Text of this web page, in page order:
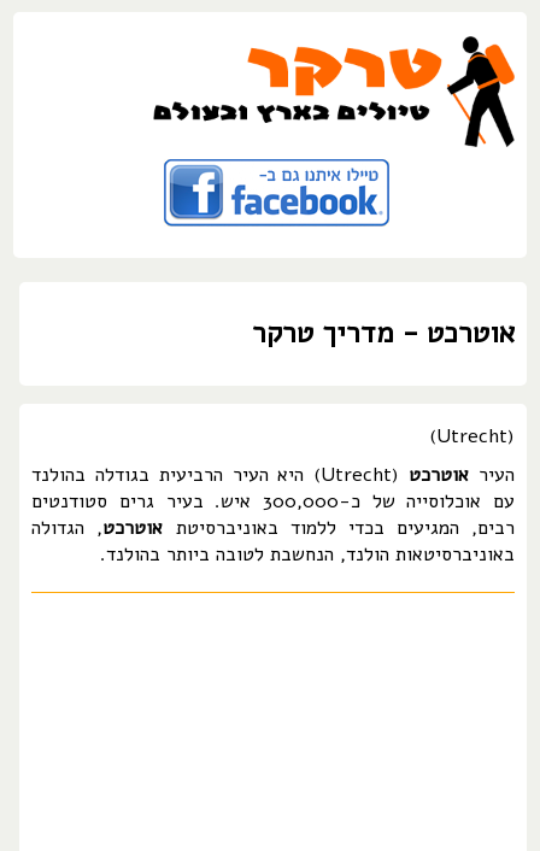
אוטרכט - מדריך טרקר
(Utrecht)
העיר אוטרכט
(Utrecht) היא העיר הרביעית בגודלה בהולנד
עם אוכלוסייה של כ-300,000 איש. בעיר גרים סטודנטים
רבים, המגיעים בכדי ללמוד באוניברסיטת אוטרכט, הגדולה
באוניברסיטאות הולנד, הנחשבת לטובה ביותר בהולנד.